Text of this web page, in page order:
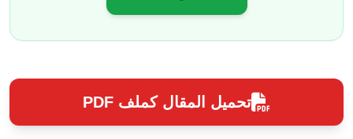
تحميل المقال كملف PDF